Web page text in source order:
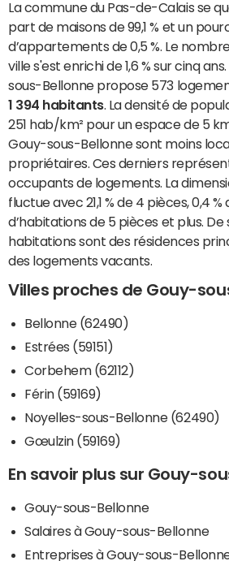
La commune du Pas-de-Calais se
part de maisons de 99,1 % et un
d’appartements de 0,5 %. Le
ville s'est enrichi de 1,6 % sur cinq
sous-Bellonne propose 573
1 394 habitants. La densité de
251 hab/km² pour un espace de 5
Gouy-sous-Bellonne sont moins
propriétaires. Ces derniers
occupants de logements. La
fluctue avec 21,1 % de 4 pièces, 0,4
d’habitations de 5 pièces et plus. De
habitations sont des résidences
des logements vacants.
Villes proches de Gouy-
Bellonne (62490)
Estrées (59151)
Corbehem (62112)
Férin (59169)
Noyelles-sous-Bellonne (62490)
Gœulzin (59169)
En savoir plus sur Gouy-
Gouy-sous-Bellonne
Salaires à Gouy-sous-Bellonne
Entreprises à Gouy-sous-